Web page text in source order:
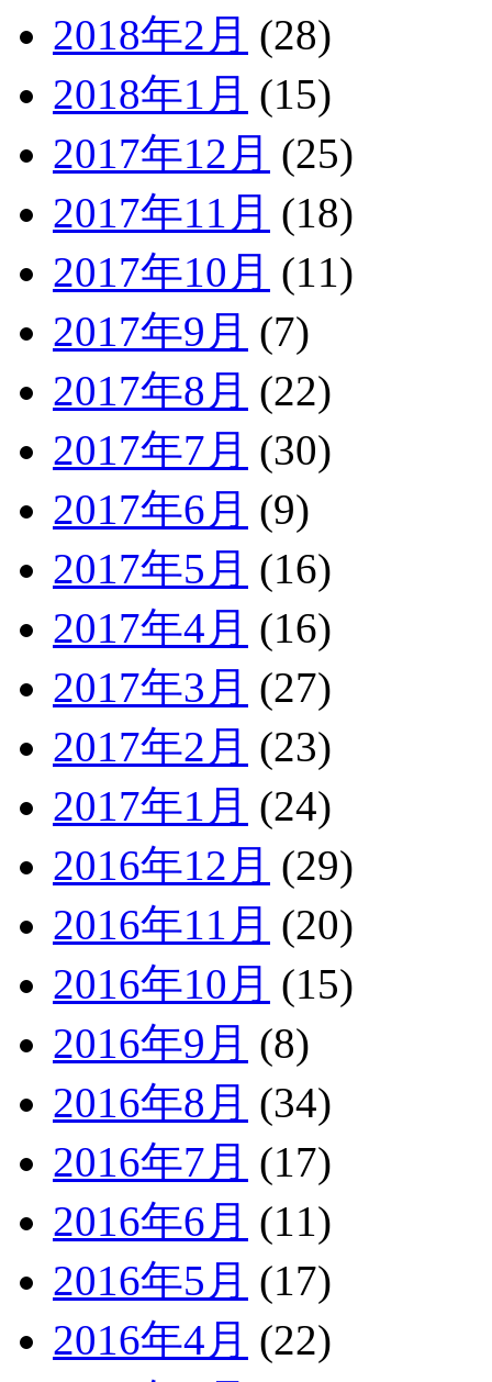
2018年2月 (28)
2018年1月 (15)
2017年12月 (25)
2017年11月 (18)
2017年10月 (11)
2017年9月 (7)
2017年8月 (22)
2017年7月 (30)
2017年6月 (9)
2017年5月 (16)
2017年4月 (16)
2017年3月 (27)
2017年2月 (23)
2017年1月 (24)
2016年12月 (29)
2016年11月 (20)
2016年10月 (15)
2016年9月 (8)
2016年8月 (34)
2016年7月 (17)
2016年6月 (11)
2016年5月 (17)
2016年4月 (22)